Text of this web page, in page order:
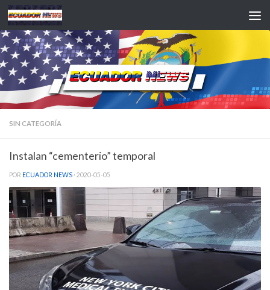
Saltar al contenido
SIN CATEGORÍA
Instalan “cementerio” temporal
POR ECUADOR NEWS · 2020-05-05